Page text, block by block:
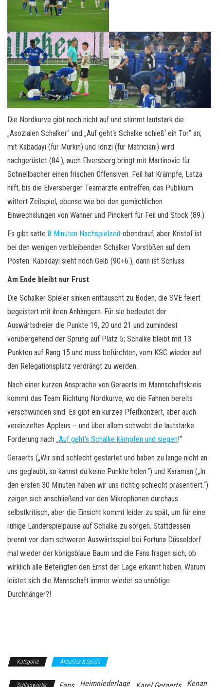
Die Nordkurve gibt noch nicht auf und stimmt lautstark die
„Asozialen Schalker“ und „Auf geht‘s Schalke schieß‘ ein Tor“ an;
mit Kabadayi (für Murkin) und Idrizi (für Matriciani) wird
nachgerüstet (84.), auch Elversberg bringt mit Martinovic für
Schnellbacher einen frischen Öffensiven. Feil hat Krämpfe, Latza
hilft, bis die Elversberger Teamärzte eintreffen, das Publikum
wittert Zeitspiel, ebenso wie bei den gemächlichen
Einwechslungen von Wanner und Pinckert für Feil und Stock (89.).
Es gibt satte 8 Minuten Nachspielzeit obendrauf, aber Kristof ist
bei den wenigen verbleibenden Schalker Vorstößen auf dem
Posten. Kabadayi sieht noch Gelb (90+6.), dann ist Schluss.
Am Ende bleibt nur Frust
Die Schalker Spieler sinken enttäuscht zu Boden, die SVE feiert
begeistert mit ihren Anhängern. Für sie bedeutet der
Auswärtsdreier die Punkte 19, 20 und 21 und zumindest
vorübergehend der Sprung auf Platz 5; Schalke bleibt mit 13
Punkten auf Rang 15 und muss befürchten, vom KSC wieder auf
den Relegationsplatz verdrängt zu werden.
Nach einer kurzen Ansprache von Geraerts im Mannschaftskreis
kommt das Team Richtung Nordkurve, wo die Fahnen bereits
verschwunden sind. Es gibt ein kurzes Pfeifkonzert, aber auch
vereinzelten Applaus – und über allem schwebt die lautstarke
Forderung nach „Auf geht’s Schalke kämpfen und siegen!“
Geraerts („Wir sind schlecht gestartet und haben zu lange nicht an
uns geglaubt, so kannst du keine Punkte holen.“) und Karaman („In
den ersten 30 Minuten haben wir uns richtig schlecht präsentiert.“)
zeigen sich anschließend vor den Mikrophonen durchaus
selbstkritisch, aber die Einsicht kommt leider zu spät, um für eine
ruhige Länderspielpause auf Schalke zu sorgen. Stattdessen
brennt vor dem schweren Auswärtsspiel bei Fortuna Düsseldorf
mal wieder der königsblaue Baum und die Fans fragen sich, ob
wirklich alle Beteiligten den Ernst der Lage erkannt haben. Warum
leistet sich die Mannschaft immer wieder so unnötige
Durchhänger?!
Kategorie Aktuelles & Spiele
Schlagwörter Heimniederlage
Kenan